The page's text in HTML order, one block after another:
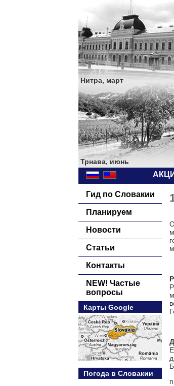
Нитра, март
Трнава, июнь
Гид по Словакии
Планируем
Новости
Статьи
Контакты
NEW! Частые
вопросы
Карты Google
Погода в Словакии